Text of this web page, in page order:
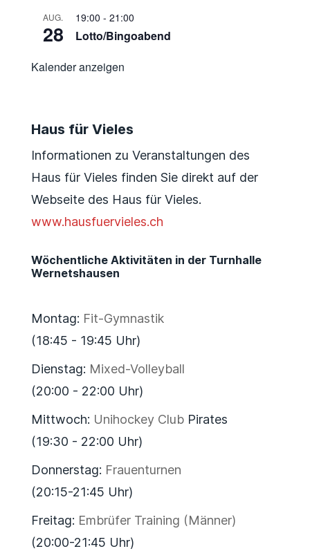
AUG.
28
19:00 - 21:00
Lotto/Bingoabend
Kalender anzeigen
Haus für Vieles
Informationen zu Veranstaltungen des
Haus für Vieles finden Sie direkt auf der
Webseite des Haus für Vieles.
www.hausfuervieles.ch
Wöchentliche Aktivitäten in der Turnhalle
Wernetshausen
Montag: Fit-Gymnastik
(18:45 - 19:45 Uhr)
Dienstag: Mixed-Volleyball
(20:00 - 22:00 Uhr)
Mittwoch: Unihockey ClubPirates
(19:30 - 22:00 Uhr)
Donnerstag: Frauenturnen
(20:15-21:45 Uhr)
Freitag: Embrüfer Training (Männer)
(20:00-21:45 Uhr)